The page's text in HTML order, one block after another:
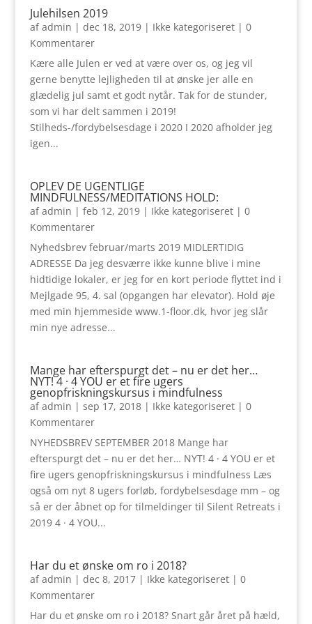
Julehilsen 2019
afadmin | dec 18, 2019| Ikke kategoriseret| 0
Kommentarer
Kære alle Julen er ved at være over os, og jeg vil
gerne benytte lejligheden til at ønske jer alle en
glædelig jul samt et godt nytår. Tak for de stunder,
som vi har delt sammen i 2019!
Stilheds-/fordybelsesdage i 2020 I 2020 afholder jeg
igen...
OPLEV DE UGENTLIGE
MINDFULNESS/MEDITATIONS HOLD:
afadmin | feb 12, 2019| Ikke kategoriseret| 0
Kommentarer
Nyhedsbrev februar/marts 2019 MIDLERTIDIG
ADRESSE Da jeg desværre ikke kunne blive i mine
hidtidige lokaler, er jeg for en kort periode flyttet ind i
Mejlgade 95, 4. sal (opgangen har elevator). Hold øje
med min hjemmeside www.1-floor.dk, hvor jeg slår
min nye adresse...
Mange har efterspurgt det – nu er det her…
NYT! 4 · 4 YOU er et fire ugers
genopfriskningskursus i mindfulness
afadmin | sep 17, 2018| Ikke kategoriseret| 0
Kommentarer
NYHEDSBREV SEPTEMBER 2018 Mange har
efterspurgt det – nu er det her… NYT! 4 · 4 YOU er et
fire ugers genopfriskningskursus i mindfulness Læs
også om nyt 8 ugers forløb, fordybelsesdage mm – og
så er der åbnet op for tilmeldinger til Silent Retreats i
2019 4 · 4 YOU...
Har du et ønske om ro i 2018?
afadmin | dec 8, 2017| Ikke kategoriseret| 0
Kommentarer
Har du et ønske om ro i 2018? Snart går året på hæld,